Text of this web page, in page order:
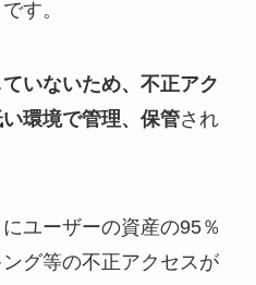
す。
いないため、不正アク
環境で管理、保管され
ユーザーの資産の95％
グ等の不正アクセスが